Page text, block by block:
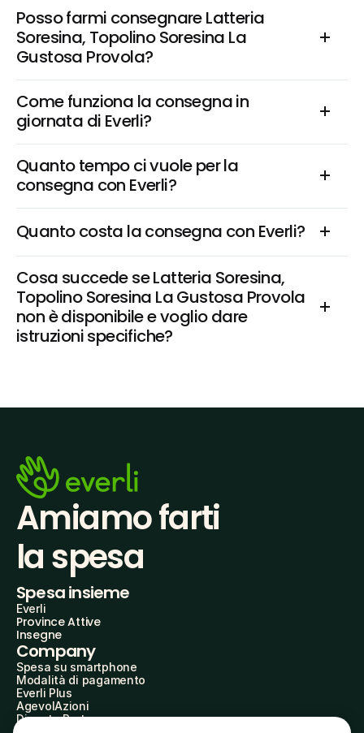
Posso farmi consegnare Latteria
Soresina, Topolino Soresina La
Gustosa Provola?
Come funziona la consegna in
giornata di Everli?
Quanto tempo ci vuole per la
consegna con Everli?
Quanto costa la consegna con Everli?
Cosa succede se Latteria Soresina,
Topolino Soresina La Gustosa Provola
non è disponibile e voglio dare
istruzioni specifiche?
Amiamo farti
la spesa
Spesa insieme
Everli
Province Attive
Insegne
Company
Spesa su smartphone
Modalità di pagamento
Everli Plus
AgevolAzioni
Diventa Partner